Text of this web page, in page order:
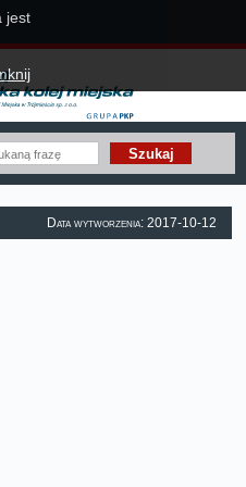
Data wytworzenia: 2017-10-12
jest